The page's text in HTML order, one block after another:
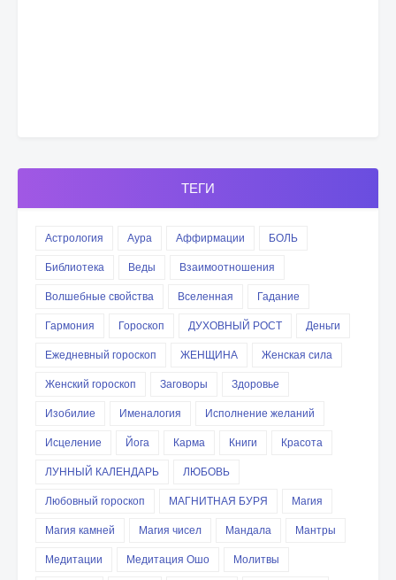
ТЕГИ
Астрология Аура Аффирмации
БОЛЬ
Библиотека
Веды
Взаимоотношения
Волшебные свойства
Вселенная
Гадание
Гармония
Гороскоп ДУХОВНЫЙ РОСТ
Деньги
Ежедневный гороскоп
ЖЕНЩИНА
Женская сила
Женский гороскоп
Заговоры
Здоровье
Изобилие
Именалогия
Исполнение желаний
Исцеление
Йога Карма Книги
Красота
ЛУННЫЙ КАЛЕНДАРЬ
ЛЮБОВЬ
Любовный гороскоп
МАГНИТНАЯ БУРЯ
Магия
Магия камней
Магия чисел Мандала
Мантры
Медитации
Медитация Ошо
Молитвы